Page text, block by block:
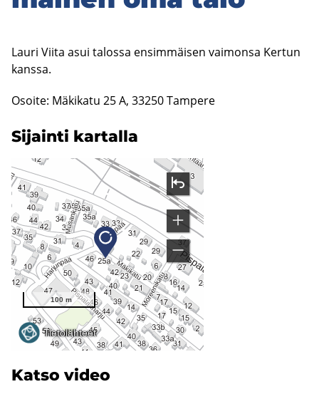
Lauri Viita asui talossa ensimmäisen vaimonsa Kertun
kanssa.
Osoite: Mäkikatu 25 A, 33250 Tampere
Si­jain­ti kar­tal­la
Katso video